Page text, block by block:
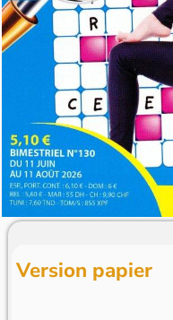
Version papier